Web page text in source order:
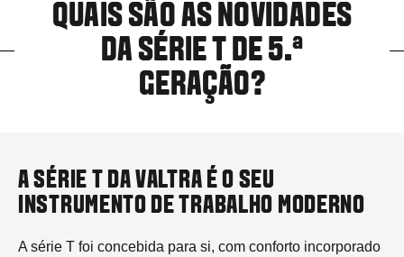
QUAIS SÃO AS NOVIDADES
DA SÉRIE T DE 5.ª
GERAÇÃO?
A SÉRIE T DA VALTRA É O SEU
INSTRUMENTO DE TRABALHO MODERNO
A série T foi concebida para si, com conforto incorporado